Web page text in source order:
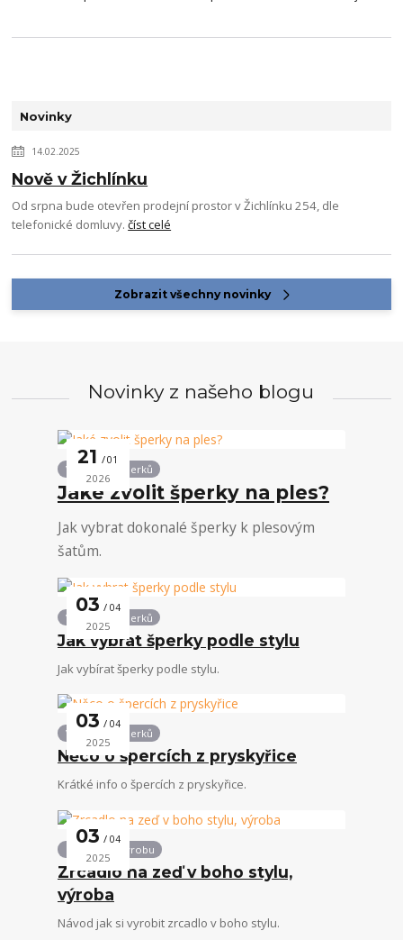
Novinky
14.02.2025
Nově v Žichlínku
Od srpna bude otevřen prodejní prostor v Žichlínku 254, dle
telefonické domluvy.číst celé
Zobrazit všechny novinky
Novinky z našeho blogu
21 01
2026
Vše kolem šperků
Jaké zvolit šperky na ples?
Jak vybrat dokonalé šperky k plesovým
šatům.
03 04
2025
Vše kolem šperků
Jak vybrat šperky podle stylu
Jak vybírat šperky podle stylu.
03 04
2025
Vše kolem šperků
Něco o špercích z pryskyřice
Krátké info o špercích z pryskyřice.
03 04
2025
Návody na výrobu
Zrcadlo na zeď v boho stylu,
výroba
Návod jak si vyrobit zrcadlo v boho stylu.